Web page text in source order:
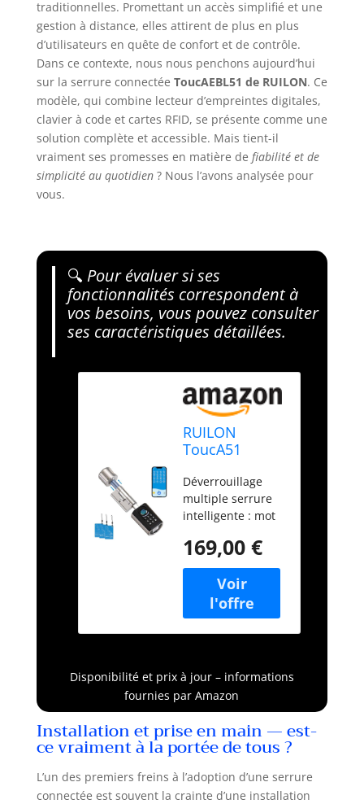
traditionnelles. Promettant un accès simplifié et une
gestion à distance, elles attirent de plus en plus
d’utilisateurs en quête de confort et de contrôle.
Dans ce contexte, nous nous penchons aujourd’hui
sur la serrure connectée ToucAEBL51 de RUILON. Ce
modèle, qui combine lecteur d’empreintes digitales,
clavier à code et cartes RFID, se présente comme une
solution complète et accessible. Mais tient-il
vraiment ses promesses en matière de fiabilité et de
simplicité au quotidien? Nous l’avons analysée pour
vous.
🔍 Pour évaluer si ses
fonctionnalités correspondent à
vos besoins, vous pouvez consulter
ses caractéristiques détaillées.
RUILON
ToucA51
connectée à
code 30x30 -
Cylindre
digitale
Déverrouillage
multiple serrure
intelligente : mot
empreinte
digitale, carte
RFID, application
mobile, USB-C de
rechange. Le
déverrouillage à
l'achat
supplémentaire
de WIFIBOX
multiples : La
serrure connectée
peut être
configurée pour
169,00 €
Disponibilité et prix à jour – informations
fournies par Amazon
Installation et prise en main — est-
ce vraiment à la portée de tous ?
L’un des premiers freins à l’adoption d’une serrure
connectée est souvent la crainte d’une installation